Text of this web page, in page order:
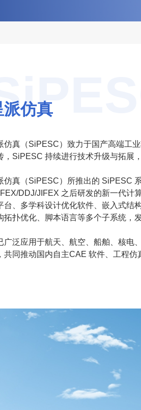
派仿真
仿真（SiPESC）致力于国产高端工
，SiPESC 持续进行技术升级与拓展
仿真（SiPESC）所推出的 SiPESC
DDJ/JIFEX 之后研发的新一代计
台、多学科设计优化软件、嵌入式结
拓扑优化、脚本语言等多个子系统，
广泛应用于航天、航空、船舶、核电
共同推动国内自主CAE 软件、工程仿